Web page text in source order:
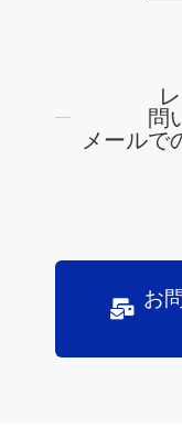
問
メールで
お